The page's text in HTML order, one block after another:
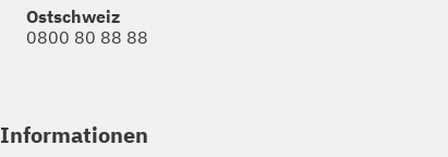
Ostschweiz
0800 80 88 88
Informationen